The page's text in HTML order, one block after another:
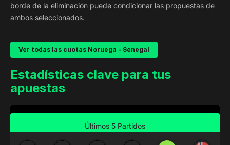
borde de la eliminación puede condicionar las propuestas de
ambos seleccionados.
Ver todas las cuotas Noruega - Senegal
Estadísticas clave para tus
apuestas